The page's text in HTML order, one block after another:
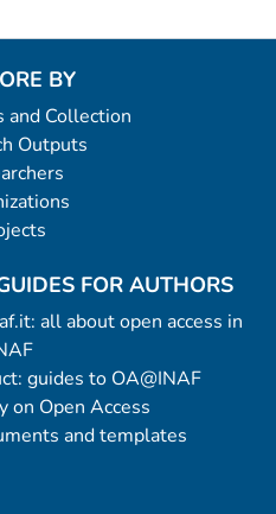
BY
and Collection
Outputs
FOR AUTHORS
all about open access in
guides to OA@INAF
on Open Access
and templates